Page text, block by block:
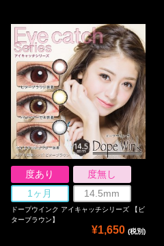
度あり
度無し
1ヶ月
14.5mm
ドープウインク アイキャッチシリーズ 【ビ
ターブラウン】
¥1,650 (税別)